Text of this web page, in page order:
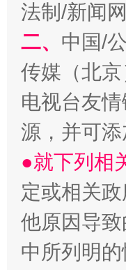
揭开“小金库
受贿1.44亿！
法制/新闻
二、 中国/
传媒（北
电视台友
源，并可添
●就下列相
定或相关
他原因导致
中所列明